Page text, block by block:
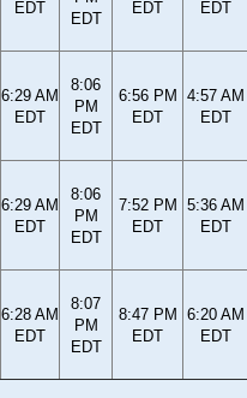
EDT
EDT
EDT
EDT
6:29 AM
EDT
8:06
PM
EDT
6:56 PM
EDT
4:57 AM
EDT
6:29 AM
EDT
8:06
PM
EDT
7:52 PM
EDT
5:36 AM
EDT
6:28 AM
EDT
8:07
PM
EDT
8:47 PM
EDT
6:20 AM
EDT